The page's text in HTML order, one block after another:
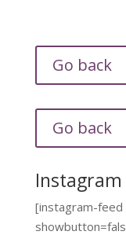
Go back
Go back
Instagram
[instagram-feed